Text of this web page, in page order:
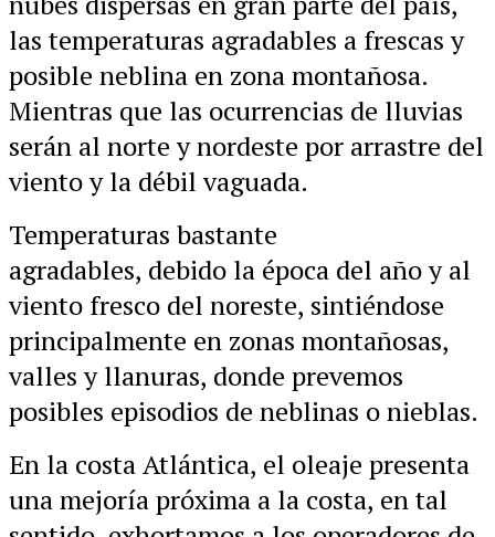
las temperaturas agradables a frescas y
posible neblina en zona montañosa.
Mientras que las ocurrencias de lluvias
serán al norte y nordeste por arrastre del
viento y la débil vaguada.
Temperaturas bastante
agradables, debido la época del año y al
viento fresco del noreste, sintiéndose
principalmente en zonas montañosas,
valles y llanuras, donde prevemos
posibles episodios de neblinas o nieblas.
En la costa Atlántica, el oleaje presenta
una mejoría próxima a la costa, en tal